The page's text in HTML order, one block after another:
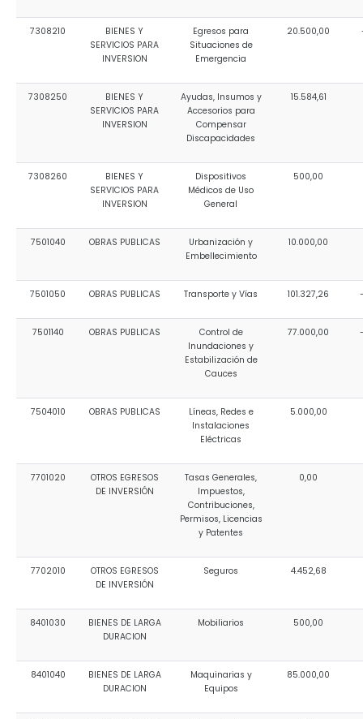
7308210
BIENES Y
SERVICIOS PARA
INVERSION
Egresos para
Situaciones de
Emergencia
20.500,00
7308250
BIENES Y
SERVICIOS PARA
INVERSION
Ayudas, Insumos y
Accesorios para
Compensar
Discapacidades
15.584,61
7308260
BIENES Y
SERVICIOS PARA
INVERSION
Dispositivos
Médicos de Uso
General
500,00
7501040 OBRAS PUBLICAS
Urbanización y
Embellecimiento
10.000,00
7501050 OBRAS PUBLICAS Transporte y Vías 101.327,26
7501140 OBRAS PUBLICAS
Control de
Inundaciones y
Estabilización de
Cauces
77.000,00
7504010 OBRAS PUBLICAS
Líneas, Redes e
Instalaciones
Eléctricas
5.000,00
7701020
OTROS EGRESOS
DE INVERSIÓN
Tasas Generales,
Impuestos,
Contribuciones,
Permisos, Licencias
y Patentes
0,00
7702010
OTROS EGRESOS
DE INVERSIÓN
Seguros 4.452,68
8401030
BIENES DE LARGA
DURACION
Mobiliarios 500,00
8401040
BIENES DE LARGA
DURACION
Maquinarias y
Equipos
85.000,00